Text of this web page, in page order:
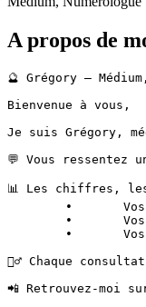
A propos de
🔮 Grégory –
Bienvenue à vous,
Je suis Grégory,
💬 Vous ressentez
📊 Les chiffres,
🧘‍♂️ Chaque
📲 Retrouvez-moi